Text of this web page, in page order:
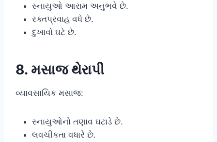
સ્નાયુઓ આરામ અનુભવે છે.
રક્તપ્રવાહ વધે છે.
દુખાવો ઘટે છે.
8. મસાજ થેરાપી
વ્યાવસાયિક મસાજ:
સ્નાયુઓનો તણાવ ઘટાડે છે.
લવચીકતા વધારે છે.